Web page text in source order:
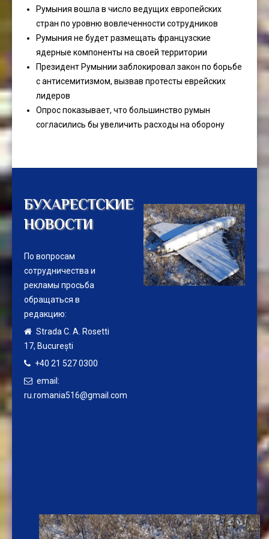
Румыния вошла в число ведущих европейских
стран по уровню вовлеченности сотрудников
Румыния не будет размещать французские
ядерные компоненты на своей территории
Президент Румынии заблокировал закон по борьбе
с антисемитизмом, вызвав протесты еврейских
лидеров
Опрос показывает, что большинство румын
согласились бы увеличить расходы на оборону
БУХАРЕСТСКИЕ
НОВОСТИ
По вопросам
сотрудничества и
рекламы просьба
обращаться в
редакцию:
Strada C. A. Rosetti
17, București
+40 21 527 0300
email:
ru.romania516@gmail.com